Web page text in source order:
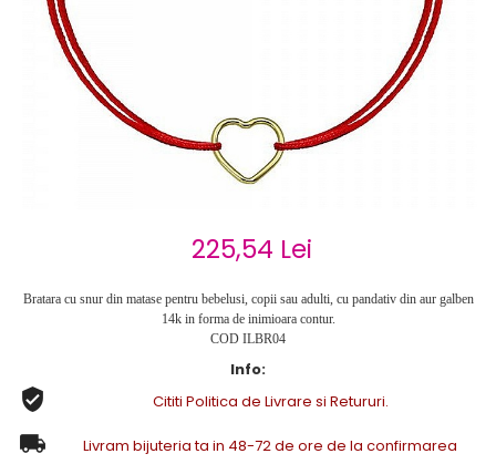
Cercei de aur lungi cu lant
Cercei din aur tortite
Cercei din aur alb
Cercei aur cu surub
225,54 Lei
Bratara cu snur din matase pentru bebelusi, copii sau adulti, cu pandativ din aur galben
14k in forma de inimioara contur.
COD ILBR04
Info:
Cititi Politica de Livrare si Retururi.
Livram bijuteria ta in 48-72 de ore de la confirmarea